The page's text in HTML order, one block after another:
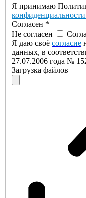
Я принимаю
конфиденциальности.
Согласен *
Не согласен
Я даю своё согласие
данных, в
27.07.2006 года №
Загрузка файлов